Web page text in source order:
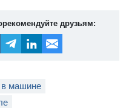
друзьям:
машине